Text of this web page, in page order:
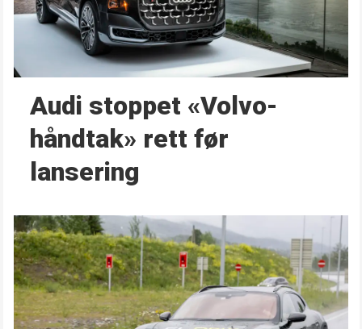
Audi stoppet «Volvo-
håndtak» rett før
lansering